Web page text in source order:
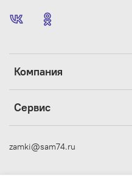
Компания
Сервис
zamki@sam74.ru